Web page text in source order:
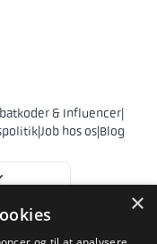
& Influencer|
|Job hos os|Blog
AB
×